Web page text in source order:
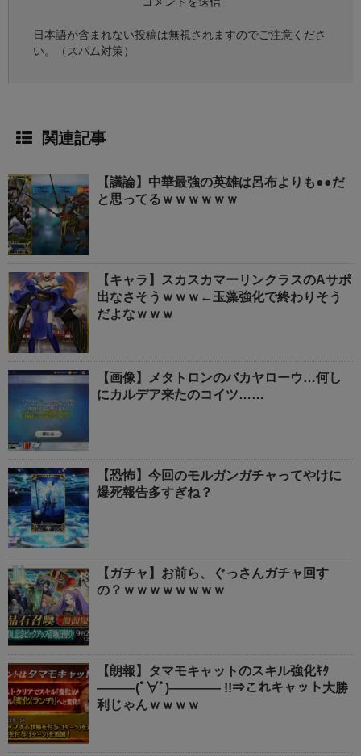
日本語が含まれない投稿は無視されますのでご注意くださ
い。（スパム対策）
関連記事
【議論】中華最強の英雄は呂布よりも●●だ
と思ってるｗｗｗｗｗｗ
【キャラ】スカスカマーリンクラスのAサポ
出なさそうｗｗｗ←玉藻強化で終わりそう
だよなｗｗｗ
【画像】メタトロンのバカヤローウ…何し
にカルデア来たのコイツ……
【恐怖】今回のモルガンガチャってやけに
爆死報告多すぎね？
【ガチャ】お前ら、ぐっさんガチャ回す
の？ｗｗｗｗｗｗｗｗ
【朗報】タマモキャットのスキル強化ｷﾀ
―――(ﾟ∀ﾟ)―――― !!⇒これキャット大勝
利じゃんｗｗｗｗ